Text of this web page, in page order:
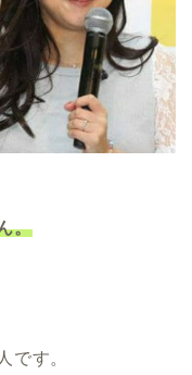
。
です。